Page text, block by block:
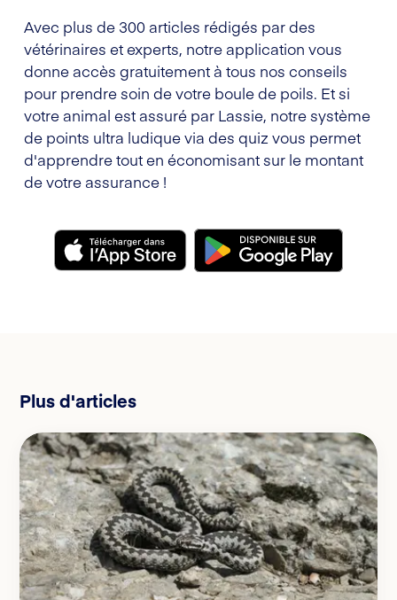
Avec plus de 300 articles rédigés par des
vétérinaires et experts, notre application vous
donne accès gratuitement à tous nos conseils
pour prendre soin de votre boule de poils. Et si
votre animal est assuré par Lassie, notre système
de points ultra ludique via des quiz vous permet
d'apprendre tout en économisant sur le montant
de votre assurance !
Plus d'articles